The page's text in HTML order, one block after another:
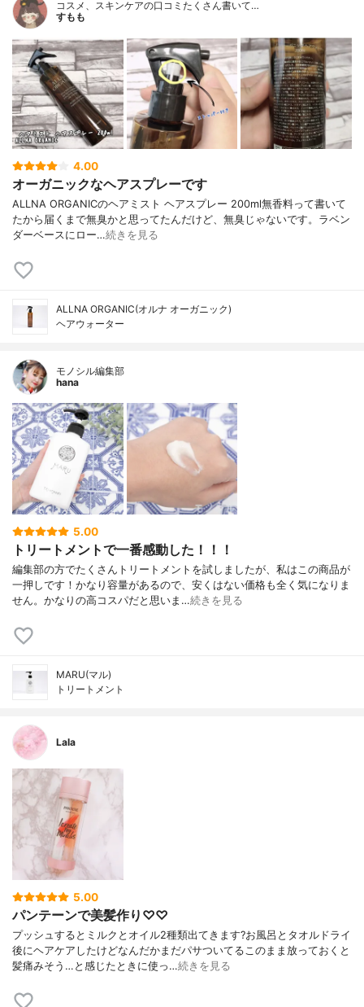
コスメ、スキンケアの口コミたくさん書いて…
すもも
4.00
オーガニックなヘアスプレーです
ALLNA ORGANICのヘアミスト ヘアスプレー 200ml無香料って書いて
たから届くまで無臭かと思ってたんだけど、無臭じゃないです。ラベン
ダーベースにロー…続きを見る
ALLNA ORGANIC(オルナ オーガニック)
ヘアウォーター
モノシル編集部
hana
5.00
トリートメントで一番感動した！！！
編集部の方でたくさんトリートメントを試しましたが、私はこの商品が
一押しです！かなり容量があるので、安くはない価格も全く気になりま
せん。かなりの高コスパだと思いま…続きを見る
MARU(マル)
トリートメント
Lala
5.00
パンテーンで美髪作り♡♡
プッシュするとミルクとオイル2種類出てきます?お風呂とタオルドライ
後にヘアケアしたけどなんだかまだパサついてるこのまま放っておくと
髪痛みそう…と感じたときに使っ…続きを見る